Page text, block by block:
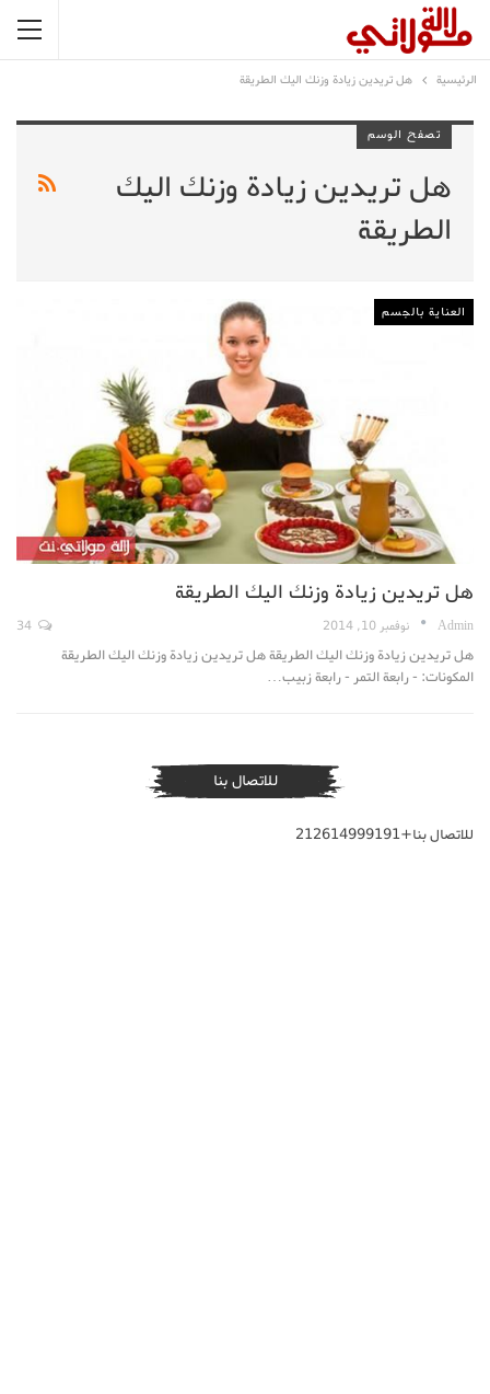
الرئيسية هل تريدين زيادة وزنك اليك الطريقة
تصفح الوسم
هل تريدين زيادة وزنك اليك
الطريقة
العناية بالجسم
هل تريدين زيادة وزنك اليك الطريقة
Admin نوفمبر 10, 2014
هل تريدين زيادة وزنك اليك الطريقة هل تريدين زيادة وزنك اليك الطريقة
المكونات: - رابعة التمر - رابعة زبيب…
للاتصال بنا
للاتصال بنا+212614999191